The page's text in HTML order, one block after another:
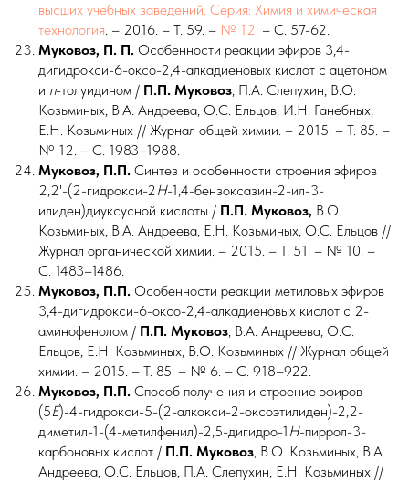
высших учебных заведений. Серия: Химия и химическая
технология. – 2016. – Т. 59. – № 12. – С. 57-62.
Муковоз, П. П. Особенности реакции эфиров 3,4-
дигидрокси-6-оксо-2,4-алкадиеновых кислот с ацетоном
и п-толуидином / П.П. Муковоз, П.А. Слепухин, В.О.
Козьминых, В.А. Андреева, О.С. Ельцов, И.Н. Ганебных,
Е.Н. Козьминых // Журнал общей химии. – 2015. – Т. 85. –
№ 12. – С. 1983–1988.
Муковоз, П.П. Синтез и особенности строения эфиров
2,2'-(2-гидрокси-2H-1,4-бензоксазин-2-ил-3-
илиден)диуксусной кислоты / П.П. Муковоз, В.О.
Козьминых, В.А. Андреева, Е.Н. Козьминых, О.С. Ельцов //
Журнал органической химии. – 2015. – Т. 51. – № 10. –
С. 1483–1486.
Муковоз, П.П. Особенности реакции метиловых эфиров
3,4-дигидрокси-6-оксо-2,4-алкадиеновых кислот с 2-
аминофенолом / П.П. Муковоз, В.А. Андреева, О.С.
Ельцов, Е.Н. Козьминых, В.О. Козьминых // Журнал общей
химии. – 2015. – Т. 85. – № 6. – С. 918–922.
Муковоз, П.П. Способ получения и строение эфиров
(5E)-4-гидрокси-5-(2-алкокси-2-оксоэтилиден)-2,2-
диметил-1-(4-метилфенил)-2,5-дигидро-1H-пиррол-3-
карбоновых кислот / П.П. Муковоз, В.О. Козьминых, В.А.
Андреева, О.С. Ельцов, П.А. Слепухин, Е.Н. Козьминых //